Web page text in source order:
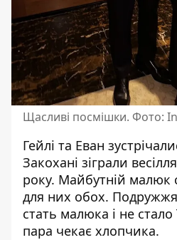
Щасливі посмішки. Фото:
Гейлі та Еван
Закохані зіграли
року. Майбутній малюк
для них обох. Подружжя
стать малюка і не стало
пара чекає хлопчика.